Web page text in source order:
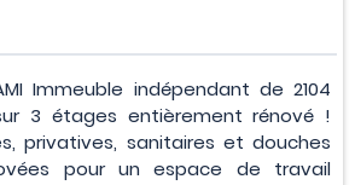
Immeuble indépendant de 2104
3 étages entièrement rénové !
privatives, sanitaires et douches
pour un espace de travail